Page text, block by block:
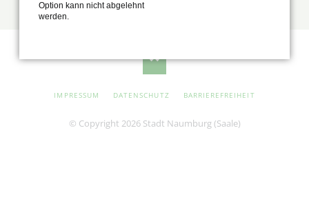
NAVIGATION
IMPRESSUM DATENSCHUTZ BARRIEREFREIHEIT
© Copyright 2026 Stadt Naumburg (Saale)
Option kann nicht abgelehnt
werden.